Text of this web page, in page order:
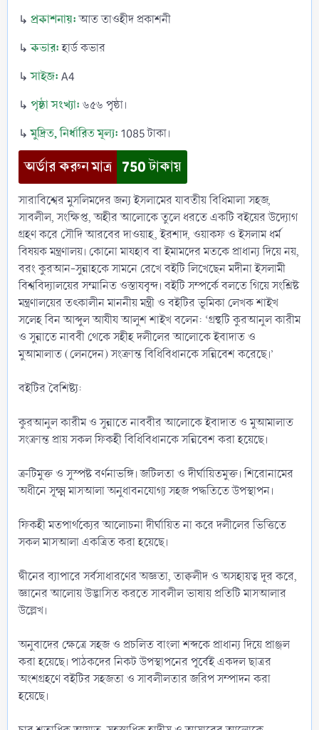
↳ প্রকাশনায়:আত তাওহীদ প্রকাশনী
↳কভার:হার্ড কভার
↳সাইজ: A4
↳ পৃষ্ঠা সংখ্যা: ৬৫৬ পৃষ্ঠা।
↳মুদ্রিত, নির্ধারিত মূল্য: 1085 টাকা।
অর্ডার করুন মাত্র 750 টাকায়
সারাবিশ্বের মুসলিমদের জন্য ইসলামের যাবতীয় বিধিমালা সহজ,
সাবলীল, সংক্ষিপ্ত, অহীর আলোকে তুলে ধরতে একটি বইয়ের উদ্যোগ
গ্রহণ করে সৌদি আরবের দাওয়াহ, ইরশাদ, ওয়াকফ ও ইসলাম ধর্ম
বিষয়ক মন্ত্রণালয়। কোনো মাযহাব বা ইমামদের মতকে প্রাধান্য দিয়ে নয়,
বরং কুরআন-সুন্নাহকে সামনে রেখে বইটি লিখেছেন মদীনা ইসলামী
বিশ্ববিদ্যালয়ের সম্মানিত ওস্তাযবৃন্দ। বইটি সম্পর্কে বলতে গিয়ে সংশ্লিষ্ট
মন্ত্রণালয়ের তৎকালীন মাননীয় মন্ত্রী ও বইটির ভূমিকা লেখক শাইখ
সলেহ বিন আব্দুল আযীয আলুশ শাইখ বলেন: ‘গ্রন্থটি কুরআনুল কারীম
ও সুন্নাতে নাববী থেকে সহীহ দলীলের আলোকে ইবাদাত ও
মুআমালাত (লেনদেন) সংক্রান্ত বিধিবিধানকে সন্নিবেশ করেছে।’
বইটির বৈশিষ্ট্য:
কুরআনুল কারীম ও সুন্নাতে নাববীর আলোকে ইবাদাত ও মুআমালাত
সংক্রান্ত প্রায় সকল ফিকহী বিধিবিধানকে সন্নিবেশ করা হয়েছে।
ত্রুটিমুক্ত ও সুস্পষ্ট বর্ণনাভঙ্গি। জটিলতা ও দীর্ঘায়িতমুক্ত। শিরোনামের
অধীনে সূক্ষ্ম মাসআলা অনুধাবনযোগ্য সহজ পদ্ধতিতে উপস্থাপন।
ফিকহী মতপার্থক্যের আলোচনা দীর্ঘায়িত না করে দলীলের ভিত্তিতে
সকল মাসআলা একত্রিত করা হয়েছে।
দ্বীনের ব্যাপারে সর্বসাধারণের অজ্ঞতা, তাক্বলীদ ও অসহায়ত্ব দূর করে,
জ্ঞানের আলোয় উদ্ভাসিত করতে সাবলীল ভাষায় প্রতিটি মাসআলার
উল্লেখ।
অনুবাদের ক্ষেত্রে সহজ ও প্রচলিত বাংলা শব্দকে প্রাধান্য দিয়ে প্রাঞ্জল
করা হয়েছে। পাঠকদের নিকট উপস্থাপনের পূর্বেই একদল ছাত্রর
অংশগ্রহণে বইটির সহজতা ও সাবলীলতার জরিপ সম্পাদন করা
হয়েছে।